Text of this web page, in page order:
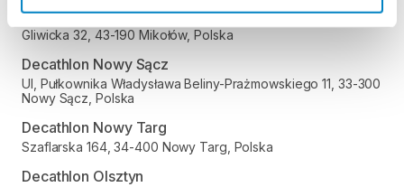
Decathlon Mikołów
Gliwicka 32, 43-190 Mikołów, Polska
Decathlon Nowy Sącz
Ul, Pułkownika Władysława Beliny-Prażmowskiego 11, 33-300
Nowy Sącz, Polska
Decathlon Nowy Targ
Szaflarska 164, 34-400 Nowy Targ, Polska
Decathlon Olsztyn